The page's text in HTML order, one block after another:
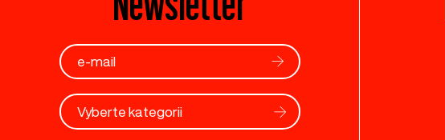
Vyberte kategorii